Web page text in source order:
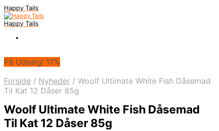
Happy Tails
Happy Tails
På Udsalg! 17%
Forside / Nyheder / Woolf Ultimate White Fish Dåsemad
Til Kat 12 Dåser 85g
Woolf Ultimate White Fish Dåsemad
Til Kat 12 Dåser 85g